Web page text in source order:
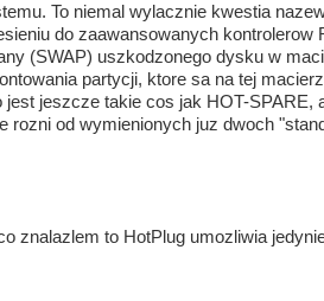
To niemal wylacznie kwestia
do zaawansowanych kontrolerow
(SWAP) uszkodzonego dysku w
partycji, ktore sa na tej
jest jeszcze takie cos jak HOT-SPARE,
rozni od wymienionych juz dwoch
znalazlem to HotPlug umozliwia